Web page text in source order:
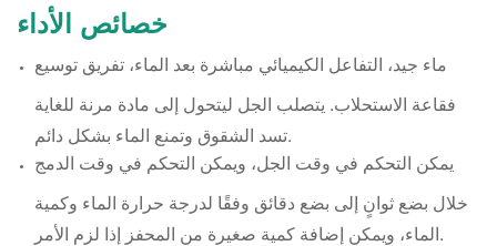
خصائص الأداء
ماء جيد، التفاعل الكيميائي مباشرة بعد الماء، تفريق توسيع
فقاعة الاستحلاب. يتصلب الجل ليتحول إلى مادة مرنة للغاية
يمكن التحكم في وقت الجل، ويمكن التحكم في وقت الدمج
خلال بضع ثوانٍ إلى بضع دقائق وفقًا لدرجة حرارة الماء وكمية